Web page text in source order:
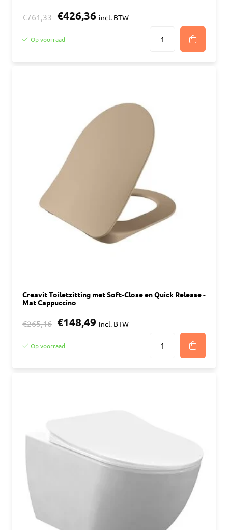
€761,33 €426,36 incl. BTW
Op voorraad
Creavit Toiletzitting met Soft-Close en Quick Release -
Mat Cappuccino
€265,16 €148,49 incl. BTW
Op voorraad